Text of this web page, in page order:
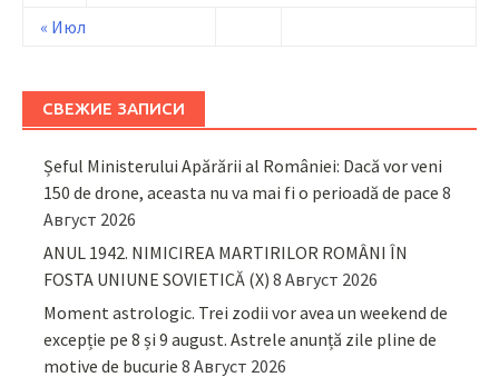
« Июл
СВЕЖИЕ ЗАПИСИ
Șeful Ministerului Apărării al României: Dacă vor veni
150 de drone, aceasta nu va mai fi o perioadă de pace 8
Август 2026
ANUL 1942. NIMICIREA MARTIRILOR ROMÂNI ÎN
FOSTA UNIUNE SOVIETICĂ (X) 8 Август 2026
Moment astrologic. Trei zodii vor avea un weekend de
excepție pe 8 și 9 august. Astrele anunță zile pline de
motive de bucurie 8 Август 2026